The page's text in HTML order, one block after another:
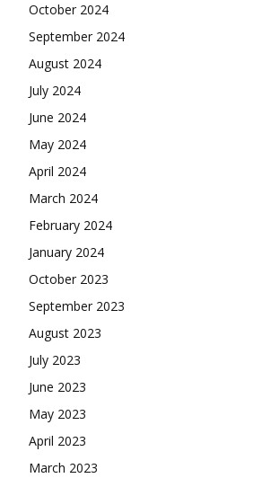
October 2024
September 2024
August 2024
July 2024
June 2024
May 2024
April 2024
March 2024
February 2024
January 2024
October 2023
September 2023
August 2023
July 2023
June 2023
May 2023
April 2023
March 2023